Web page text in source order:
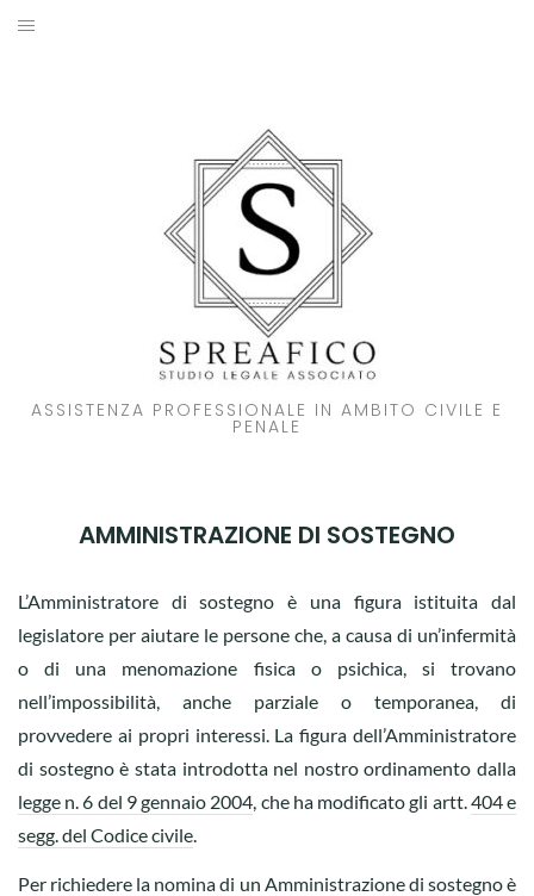
Skip
ASSISTENZA PROFESSIONALE IN AMBITO CIVILE E
PENALE
AMMINISTRAZIONE DI SOSTEGNO
L’Amministratore di sostegno è una figura istituita dal
legislatore per aiutare le persone che, a causa di un’infermità
o di una menomazione fisica o psichica, si trovano
nell’impossibilità, anche parziale o temporanea, di
provvedere ai propri interessi. La figura dell’Amministratore
di sostegno è stata introdotta nel nostro ordinamento dalla
legge n. 6 del 9 gennaio 2004, che ha modificato gli artt.404 e
segg. del Codice civile.
Per richiedere la nomina di un Amministrazione di sostegno è